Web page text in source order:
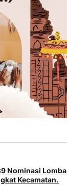
Nominasi Lomba
Kecamatan.